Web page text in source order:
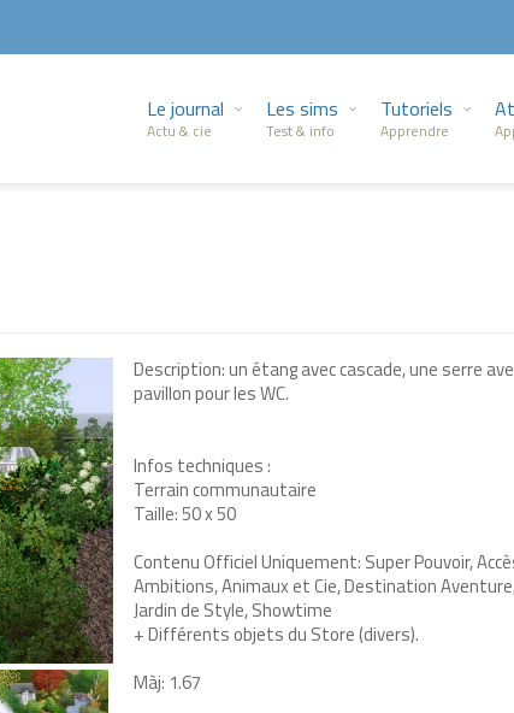
Le journal
Actu & cie
Les sims
Test & info
Tutoriels
Apprendre
Description: un étang avec cascade, une serre
pavillon pour les WC.
Infos techniques :
Terrain communautaire
Taille: 50 x 50
Contenu Officiel Uniquement: Super Pouvoir,
Ambitions, Animaux et Cie, Destination
Jardin de Style, Showtime
+ Différents objets du Store (divers).
Màj: 1.67